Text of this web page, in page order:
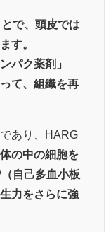
で、頭皮では
す。
パク薬剤」
て、組織を再
あり、HARG
体の中の細胞を
自己多血小板
力をさらに強